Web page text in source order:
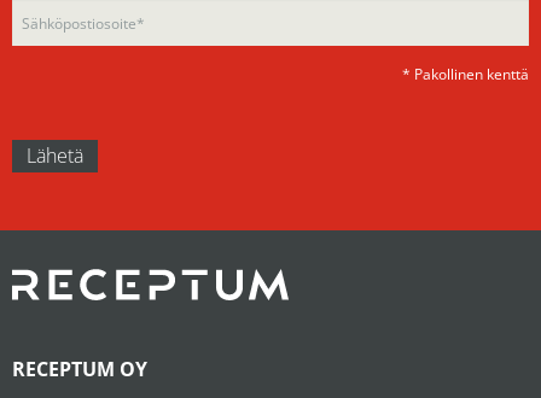
* Pakollinen kenttä
RECEPTUM OY